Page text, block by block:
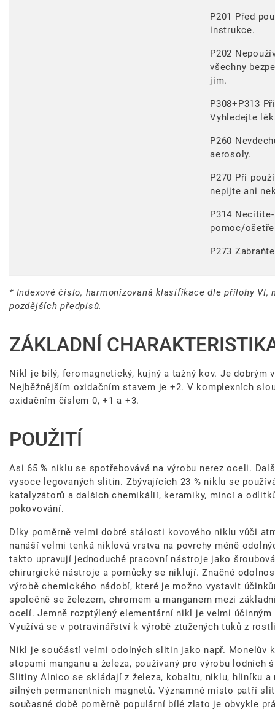
P201 Před
instrukce.
P202
všechny
jim.
P308+P313
Vyhledejte
P260
aerosoly.
P270 Při
nepijte ani
P314
pomoc/
P273
* Indexové číslo, harmonizovaná klasifikace dle přílohy VI,
pozdějších předpisů.
ZÁKLADNÍ
Nikl je bílý, feromagnetický, kujný a tažný kov. Je dobrým
Nejběžnějším oxidačním stavem je +2. V komplexních
oxidačním číslem 0, +1 a +3.
POUŽITÍ
Asi 65 % niklu se spotřebovává na výrobu nerez oceli.
vysoce legovaných slitin. Zbývajících 23 % niklu se
katalyzátorů a dalších chemikálií, keramiky, mincí a
pokovování.
Díky poměrně velmi dobré stálosti kovového niklu vůči
nanáší velmi tenká niklová vrstva na povrchy méně
takto upravují jednoduché pracovní nástroje jako
chirurgické nástroje a pomůcky se niklují. Značné
výrobě chemického nádobí, které je možno vystavit
společně se železem, chromem a manganem mezi
ocelí. Jemně rozptýlený elementární nikl je velmi
Využívá se v potravinářství k výrobě ztužených tuků z
Nikl je součástí velmi odolných slitin jako např. Monelův
stopami manganu a železa, používaný pro výrobu lodních
Slitiny Alnico se skládají z železa, kobaltu, niklu, hliníku
silných permanentních magnetů. Významné místo patří
současné době poměrně populární bílé zlato je obvykle